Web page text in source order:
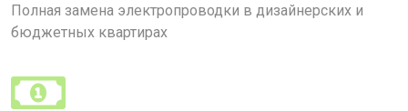
Полная замена электропроводки в дизайнерских и
бюджетных квартирах